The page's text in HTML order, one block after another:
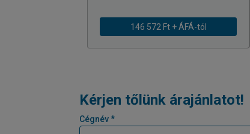
146 572 Ft + ÁFÁ-tól
Kérjen tőlünk árajánlatot!
Cégnév *